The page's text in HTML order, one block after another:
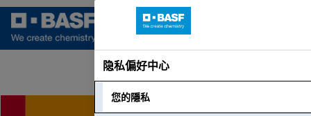
語言 個人資料登入
隐私偏好中心
您的隱私